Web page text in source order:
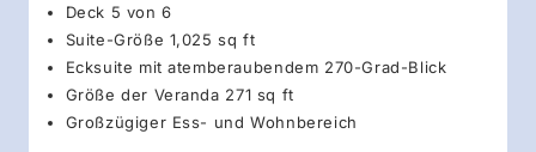
Deck 5 von 6
Suite-Größe 1,025 sq ft
Ecksuite mit atemberaubendem 270-Grad-Blick
Größe der Veranda 271 sq ft
Großzügiger Ess- und Wohnbereich